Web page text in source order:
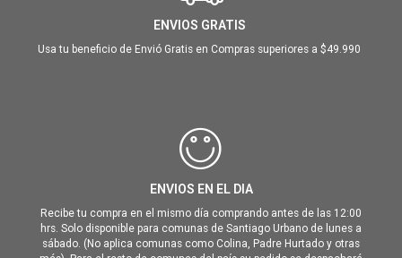
ENVIOS GRATIS
Usa tu beneficio de Envió Gratis en Compras superiores a $49.990
ENVIOS EN EL DIA
Recibe tu compra en el mismo día comprando antes de las 12:00
hrs. Solo disponible para comunas de Santiago Urbano de lunes a
sábado. (No aplica comunas como Colina, Padre Hurtado y otras